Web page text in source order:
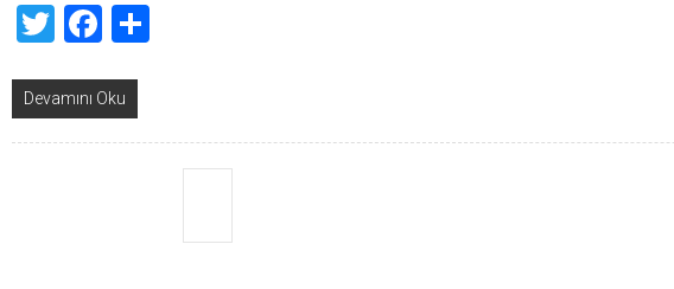
TwitterFacebook
Devamını Oku